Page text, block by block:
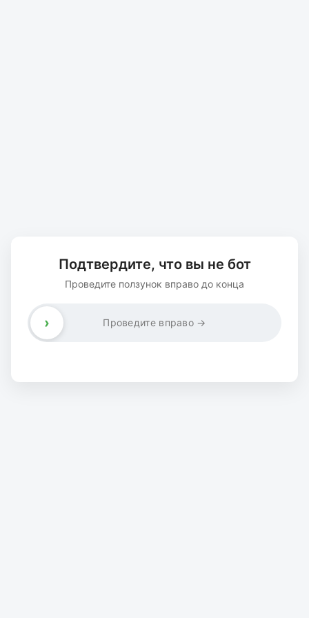
Подтвердите, что вы не бот
Проведите ползунок вправо до конца
Проведите вправо →
›